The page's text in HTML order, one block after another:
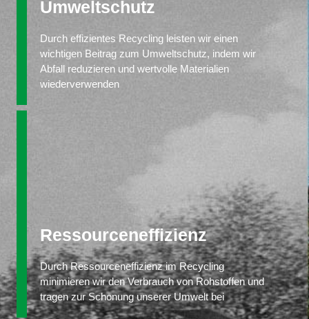
Umweltschutz
Durch effizientes Recycling leisten wir einen
wichtigen Beitrag zum Umweltschutz, indem wir
Abfall reduzieren und wertvolle Materialien
wiederverwenden
Ressourceneffizienz
Durch Ressourceneffizienz im Recycling
minimieren wir den Verbrauch von Rohstoffen und
tragen zur Schonung unserer Umwelt bei